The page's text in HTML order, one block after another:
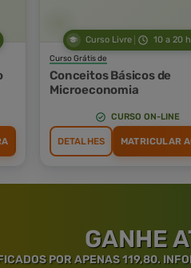
Curso Livre 10 a 20
Curso Grátis de
Conceitos Básicos de
Microeconomia
CURSO ON-LINE
DETALHES MATRICULAR
GANHE
POR APENAS 119,80.